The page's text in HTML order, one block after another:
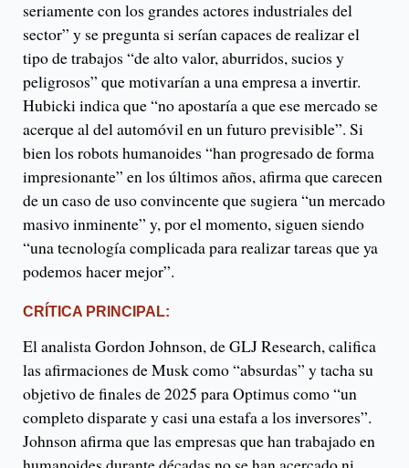
seriamente con los grandes actores industriales del
sector” y se pregunta si serían capaces de realizar el
tipo de trabajos “de alto valor, aburridos, sucios y
peligrosos” que motivarían a una empresa a invertir.
Hubicki indica que “no apostaría a que ese mercado se
acerque al del automóvil en un futuro previsible”. Si
bien los robots humanoides “han progresado de forma
impresionante” en los últimos años, afirma que carecen
de un caso de uso convincente que sugiera “un mercado
masivo inminente” y, por el momento, siguen siendo
“una tecnología complicada para realizar tareas que ya
podemos hacer mejor”.
CRÍTICA PRINCIPAL:
El analista Gordon Johnson, de GLJ Research, califica
las afirmaciones de Musk como “absurdas” y tacha su
objetivo de finales de 2025 para Optimus como “un
completo disparate y casi una estafa a los inversores”.
Johnson afirma que las empresas que han trabajado en